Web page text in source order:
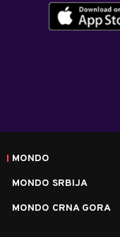
MONDO
MONDO SRBIJA
MONDO CRNA GORA